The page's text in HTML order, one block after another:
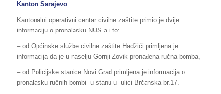
Kanton Sarajevo
Kantonalni operativni centar civilne zaštite primio je dvije
informaciju o pronalasku NUS-a i to:
– od Općinske službe civilne zaštite Hadžići primljena je
informacija da je u naselju Gornji Zovik pronađena ručna bomba,
– od Policijske stanice Novi Grad primljena je informacija o
pronalasku ručnih bombi u stanu u ulici Brčanska br.17.